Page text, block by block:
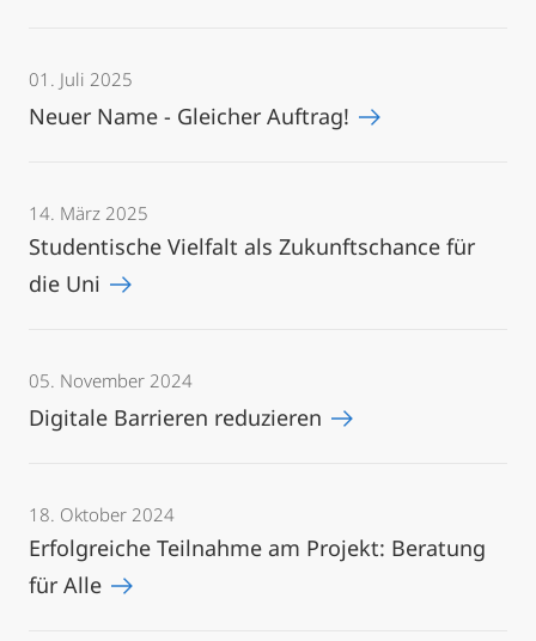
01. Juli 2025
Neuer Name - Gleicher Auftrag!
14. März 2025
Studentische Vielfalt als Zukunftschance für
die Uni
05. November 2024
Digitale Barrieren reduzieren
18. Oktober 2024
Erfolgreiche Teilnahme am Projekt: Beratung
für Alle